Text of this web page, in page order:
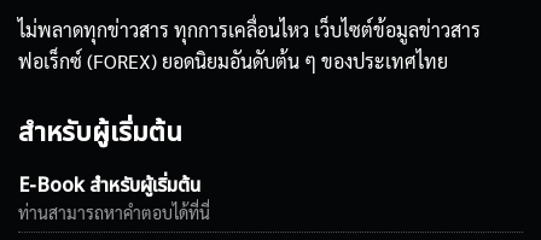
ไม่พลาดทุกข่าวสาร ทุกการเคลื่อนไหว เว็บไซต์ข้อมูลข่าวสาร
ฟอเร็กซ์ (FOREX) ยอดนิยมอันดับต้น ๆ ของประเทศไทย
สำหรับผู้เริ่มต้น
E-Book สำหรับผู้เริ่มต้น
ท่านสามารถหาคำตอบได้ที่นี่